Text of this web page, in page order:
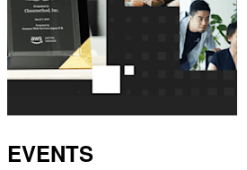
EVENTS